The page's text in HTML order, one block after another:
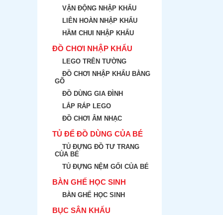
VẬN ĐỘNG NHẬP KHẨU
LIÊN HOÀN NHẬP KHẨU
HẦM CHUI NHẬP KHẨU
ĐỒ CHƠI NHẬP KHẨU
LEGO TRÊN TƯỜNG
ĐỒ CHƠI NHẬP KHẨU BẰNG
GÕ
ĐỒ DÙNG GIA ĐÌNH
LẮP RÁP LEGO
ĐỒ CHƠI ÂM NHẠC
TỦ ĐỂ ĐỒ DÙNG CỦA BÉ
TỦ ĐỰNG ĐỒ TƯ TRANG
CỦA BÉ
TỦ ĐỰNG NỆM GỐI CỦA BÉ
BÀN GHẾ HỌC SINH
BÀN GHẾ HỌC SINH
BỤC SÂN KHẤU